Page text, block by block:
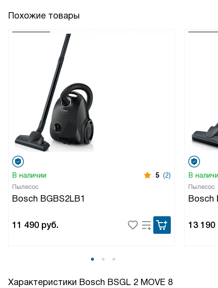
Похожие товары
В наличии 5 (2)
Пылесос
Bosch BGBS2LB1
11 490 руб.
В
Пылесос
Bosch
13 190
Характеристики Bosch BSGL 2 MOVE 8